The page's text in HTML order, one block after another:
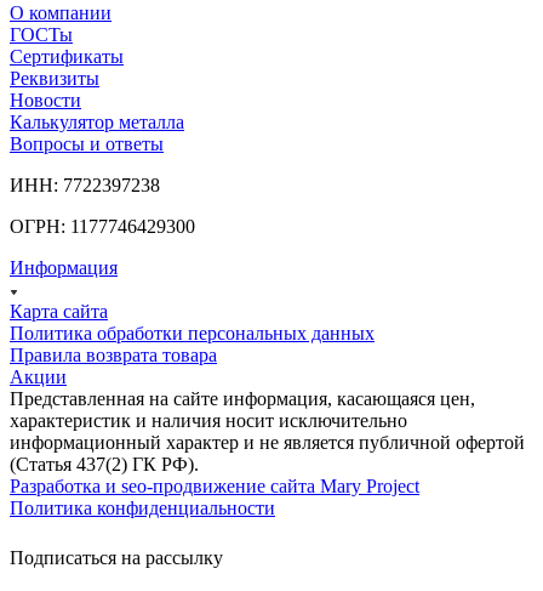
О компании
ГОСТы
Сертификаты
Реквизиты
Новости
Калькулятор металла
Вопросы и ответы
ИНН: 7722397238
ОГРН: 1177746429300
Информация
Карта сайта
Политика обработки персональных данных
Правила возврата товара
Акции
Представленная на сайте информация, касающаяся цен,
характеристик и наличия носит исключительно
информационный характер и не является публичной офертой
(Статья 437(2) ГК РФ).
Разработка и seo-продвижение сайта Mary Project
Политика конфиденциальности
Подписаться на рассылку